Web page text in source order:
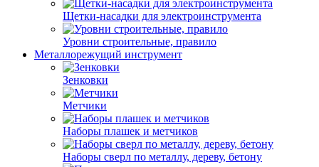
Щетки-насадки для электроинструмента
Уровни строительные, правило
Металлорежущий инструмент
Зенковки
Метчики
Наборы плашек и метчиков
Наборы сверл по металлу, дереву, бетону